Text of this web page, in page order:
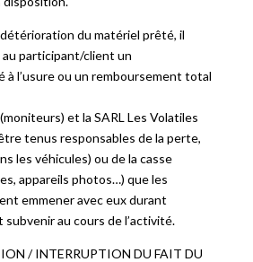
du matériel prêté, il
participant/client un
à l’usure ou un remboursement total
et la SARL Les Volatiles
tenus responsables de la perte,
les véhicules) ou de la casse
appareils photos…) que les
emmener avec eux durant
au cours de l’activité.
/ INTERRUPTION DU FAIT DU